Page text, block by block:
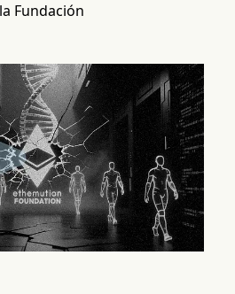
Fundación